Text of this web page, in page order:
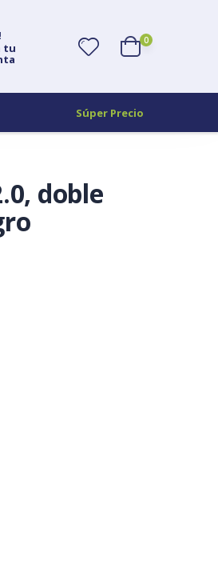
tu
0
Súper Precio
doble